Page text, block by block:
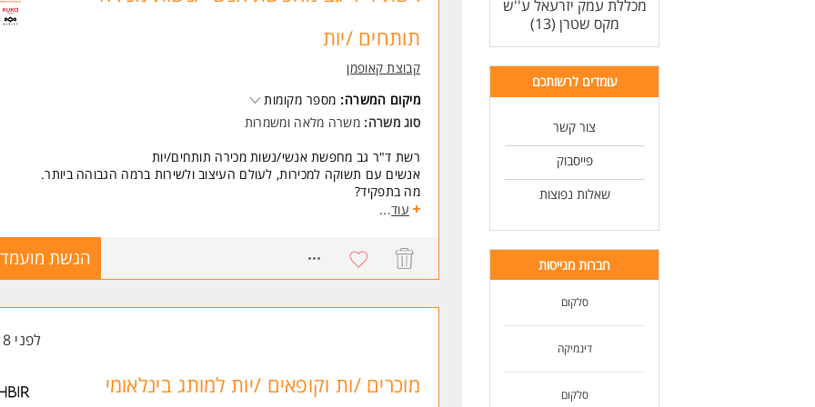
מכללת עמק יזרעאל ע''ש
מקס שטרן (13)
עומדים לרשותכם
צור קשר
פייסבוק
שאלות נפוצות
חברות מגייסות
סלקום
דינמיקה
סלקום
* תודעת שירות גבוהה ויחסי אנוש מעולים.
* המשרה מיועדת לנשים ולגברים כאחד.
לעוד משרות ומידע על המשביר >
תותחים /יות
קבוצת קאופמן
מיקום המשרה: מספר מקומות
סוג משרה: משרה מלאה ומשמרות
רשת ד"ר גב מחפשת אנשי/נשות מכירה תותחים/יות
אנשים עם תשוקה למכירות, לעולם העיצוב ולשירות ברמה הגבוהה ביותר.
מה בתפקיד?
הובלת מכירות מתוך מגוון מוצרי הרשת ללקוחות הפוקדים את הסניף.
סביבת עבודה יוקרתית, נעימה וביתית.
שכר גבוה ובונוסים מתגמלים במיוחד.
דרישות:
* המשרה מיועדת לנשים ולגברים כאחד.
עוד...
הגשת
לפני 18 שעות
מוכרים /ות וקופאים /יות למותג בינלאומי